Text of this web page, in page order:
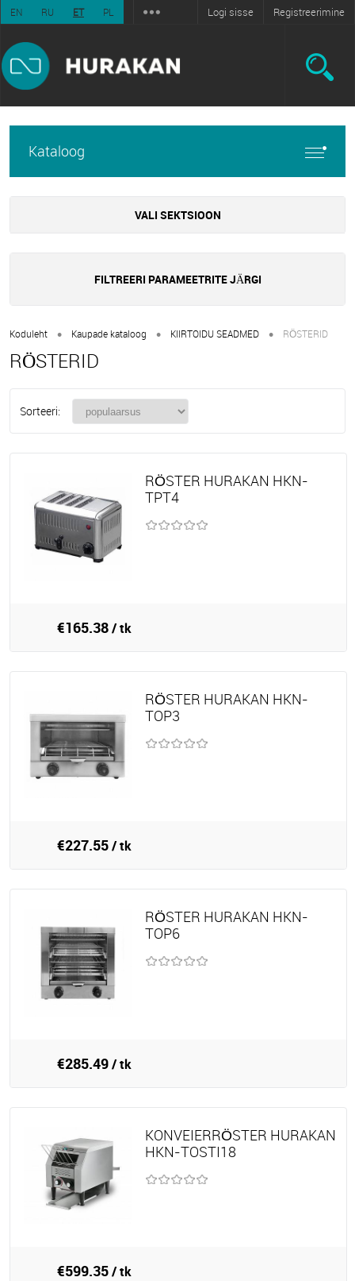
EN RU ET PL Logi sisse Registreerimine
Kataloog
VALI SEKTSIOON
FILTREERI PARAMEETRITE JÄRGI
Koduleht • Kaupade kataloog • KIIRTOIDU SEADMED • RÖSTERID
RÖSTERID
Sorteeri:
RÖSTER HURAKAN HKN-
TPT4
€165.38/ tk
RÖSTER HURAKAN HKN-
TOP3
€227.55/ tk
RÖSTER HURAKAN HKN-
TOP6
€285.49/ tk
KONVEIERRÖSTER HURAKAN
HKN-TOSTI18
€599.35/ tk